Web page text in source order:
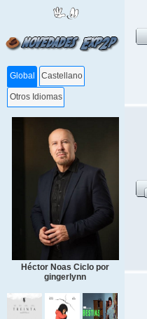
Global Castellano
Otros Idiomas
Héctor Noas Ciclo por
gingerlynn